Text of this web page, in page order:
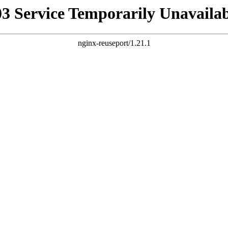
Service Temporarily
nginx-reuseport/1.21.1